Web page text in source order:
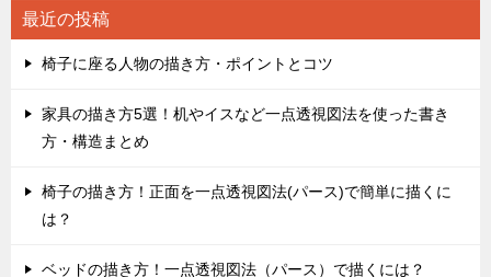
シ
ョ
最近の投稿
椅子に座る人物の描き方・ポイントとコツ
家具の描き方5選！机やイスなど一点透視図法を使った書き
方・構造まとめ
椅子の描き方！正面を一点透視図法(パース)で簡単に描くに
は？
ベッドの描き方！一点透視図法（パース）で描くには？